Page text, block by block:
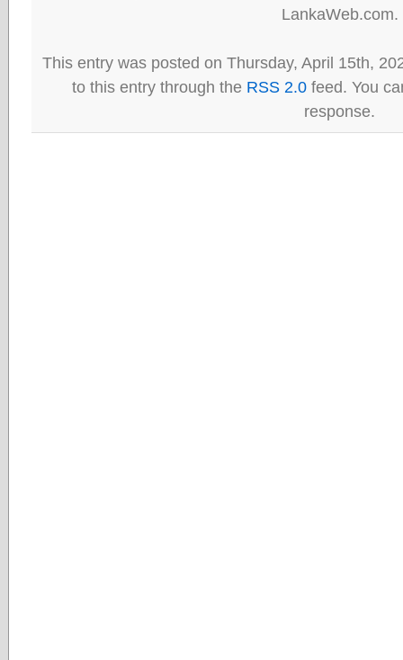
LankaWeb.com.
This entry was posted on Thursday, April 15th,
to this entry through the RSS 2.0 feed. You
response.